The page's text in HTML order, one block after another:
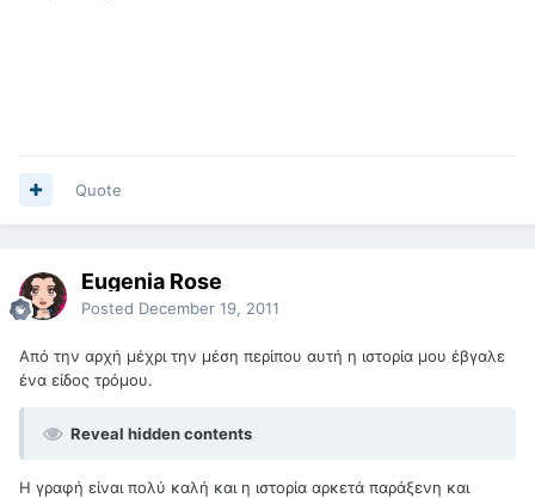
Quote
Eugenia Rose
Posted December 19, 2011
Από την αρχή μέχρι την μέση περίπου αυτή η ιστορία μου έβγαλε
ένα είδος τρόμου.
Reveal hidden contents
Η γραφή είναι πολύ καλή και η ιστορία αρκετά παράξενη και